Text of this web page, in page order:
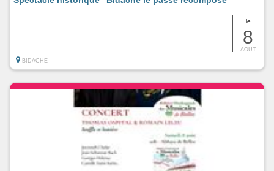
le
8
AOUT
BIDACHE